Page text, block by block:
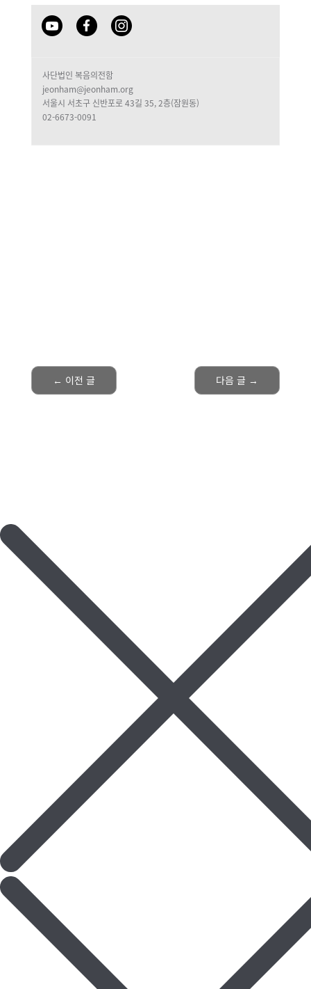
사단법인 복음의전함
jeonham@jeonham.org
서울시 서초구 신반포로 43길 35, 2층(잠원동)
02-6673-0091
← 이전 글 다음 글 →